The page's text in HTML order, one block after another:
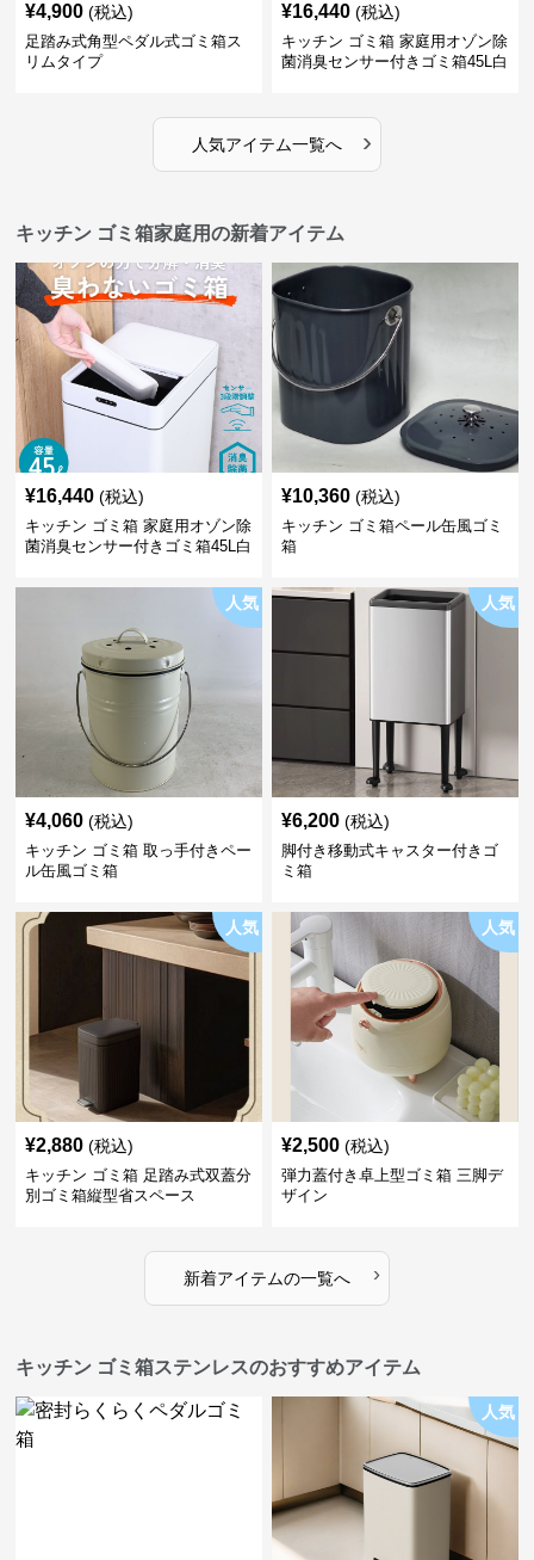
¥4,900 (税込)
足踏み式角型ペダル式ゴミ箱ス
リムタイプ
¥16,440 (税込)
キッチン ゴミ箱 家庭用オゾン除
菌消臭センサー付きゴミ箱45L白
人気アイテム一覧へ ›
キッチン ゴミ箱家庭用の新着アイテム
¥16,440 (税込)
キッチン ゴミ箱 家庭用オゾン除
菌消臭センサー付きゴミ箱45L白
¥10,360 (税込)
キッチン ゴミ箱ペール缶風ゴミ
箱
人気
¥4,060 (税込)
キッチン ゴミ箱 取っ手付きペー
ル缶風ゴミ箱
人気
¥6,200 (税込)
脚付き移動式キャスター付きゴ
ミ箱
人気
¥2,880 (税込)
キッチン ゴミ箱 足踏み式双蓋分
別ゴミ箱縦型省スペース
人気
¥2,500 (税込)
弾力蓋付き卓上型ゴミ箱 三脚デ
ザイン
新着アイテムの一覧へ ›
キッチン ゴミ箱ステンレスのおすすめアイテム
人気